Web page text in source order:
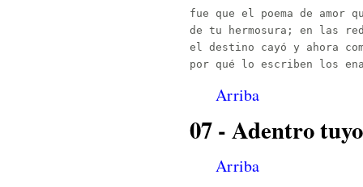
fue que el poema de amor
de tu hermosura; en las
el destino cayó y ahora
Arriba
07 - Adentro tuyo
Arriba